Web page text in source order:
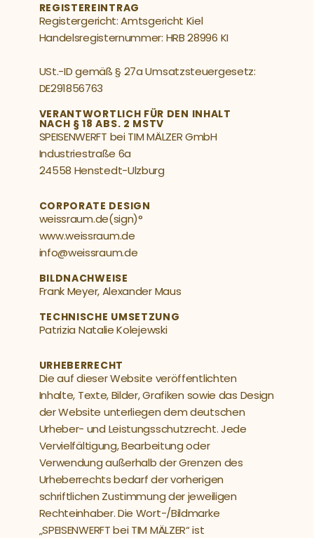
REGISTEREINTRAG
Registergericht: Amtsgericht Kiel
Handelsregisternummer: HRB 28996 KI
USt.-ID gemäß § 27a Umsatzsteuergesetz:
DE291856763
VERANTWORTLICH FÜR DEN INHALT
NACH § 18 ABS. 2 MSTV
SPEISENWERFT bei TIM MÄLZER GmbH
Industriestraße 6a
24558 Henstedt-Ulzburg
CORPORATE DESIGN
weissraum.de(sign)°
www.weissraum.de
info@weissraum.de
BILDNACHWEISE
Frank Meyer, Alexander Maus
TECHNISCHE UMSETZUNG
Patrizia Natalie Kolejewski
URHEBERRECHT
Die auf dieser Website veröffentlichten
Inhalte, Texte, Bilder, Grafiken sowie das Design
der Website unterliegen dem deutschen
Urheber- und Leistungsschutzrecht. Jede
Vervielfältigung, Bearbeitung oder
Verwendung außerhalb der Grenzen des
Urheberrechts bedarf der vorherigen
schriftlichen Zustimmung der jeweiligen
Rechteinhaber. Die Wort-/Bildmarke
„SPEISENWERFT bei TIM MÄLZER“ ist